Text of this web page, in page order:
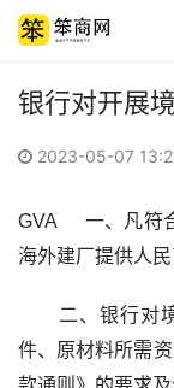
银行对开展
2023-05-07
GVA　  一、凡符
海外建厂提供人民
二、银行对境
件、原材料所需